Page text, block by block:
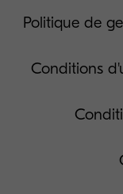
Politique de
Conditions